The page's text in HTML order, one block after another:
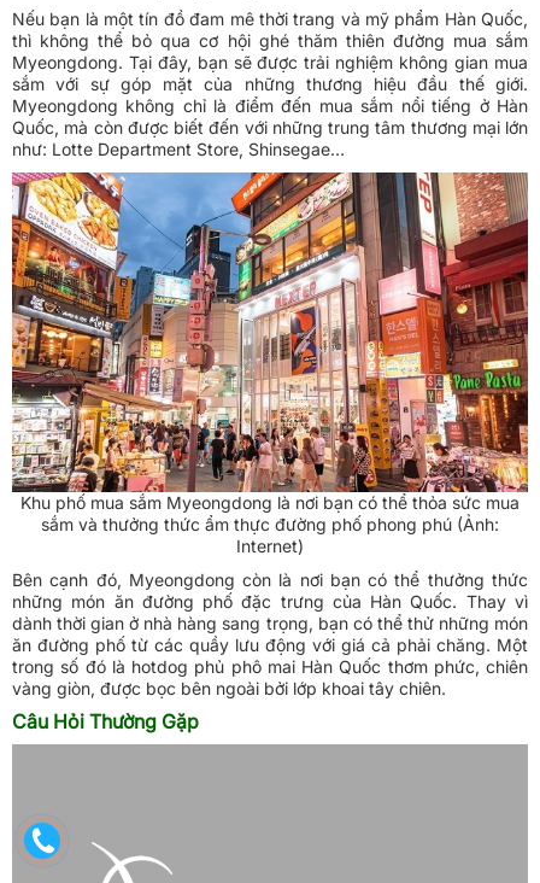
Nếu bạn là một tín đồ đam mê thời trang và mỹ phẩm Hàn Quốc,
thì không thể bỏ qua cơ hội ghé thăm thiên đường mua sắm
Myeongdong. Tại đây, bạn sẽ được trải nghiệm không gian mua
sắm với sự góp mặt của những thương hiệu đầu thế giới.
Myeongdong không chỉ là điểm đến mua sắm nổi tiếng ở Hàn
Quốc, mà còn được biết đến với những trung tâm thương mại lớn
như: Lotte Department Store, Shinsegae…
Khu phố mua sắm Myeongdong là nơi bạn có thể thỏa sức mua
sắm và thưởng thức ẩm thực đường phố phong phú (Ảnh:
Internet)
Bên cạnh đó, Myeongdong còn là nơi bạn có thể thưởng thức
những món ăn đường phố đặc trưng của Hàn Quốc. Thay vì
dành thời gian ở nhà hàng sang trọng, bạn có thể thử những món
ăn đường phố từ các quầy lưu động với giá cả phải chăng. Một
trong số đó là hotdog phủ phô mai Hàn Quốc thơm phức, chiên
vàng giòn, được bọc bên ngoài bởi lớp khoai tây chiên.
Câu Hỏi Thường Gặp